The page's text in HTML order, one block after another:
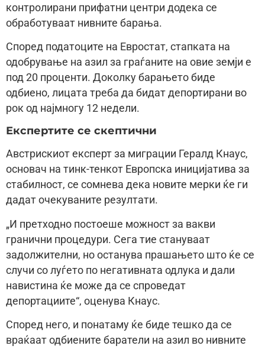
контролирани прифатни центри додека се
обработуваат нивните барања.
Според податоците на Евростат, стапката на
одобрување на азил за граѓаните на овие земји е
под 20 проценти. Доколку барањето биде
одбиено, лицата треба да бидат депортирани во
рок од најмногу 12 недели.
Експертите се скептични
Австрискиот експерт за миграции Гералд Кнаус,
основач на тинк-тенкот Европска иницијатива за
стабилност, се сомнева дека новите мерки ќе ги
дадат очекуваните резултати.
„И претходно постоеше можност за вакви
гранични процедури. Сега тие стануваат
задолжителни, но останува прашањето што ќе се
случи со луѓето по негативната одлука и дали
навистина ќе може да се спроведат
депортациите“, оценува Кнаус.
Според него, и понатаму ќе биде тешко да се
враќаат одбиените баратели на азил во нивните